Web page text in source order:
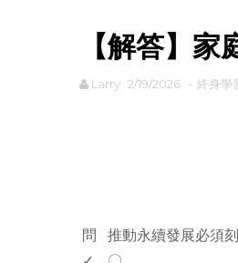
【解答】
Larry 2/19/2026 - 終身學
問
推動永續發展必須